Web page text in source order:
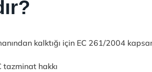
kalktığı için EC 261/2004
tazminat hakkı